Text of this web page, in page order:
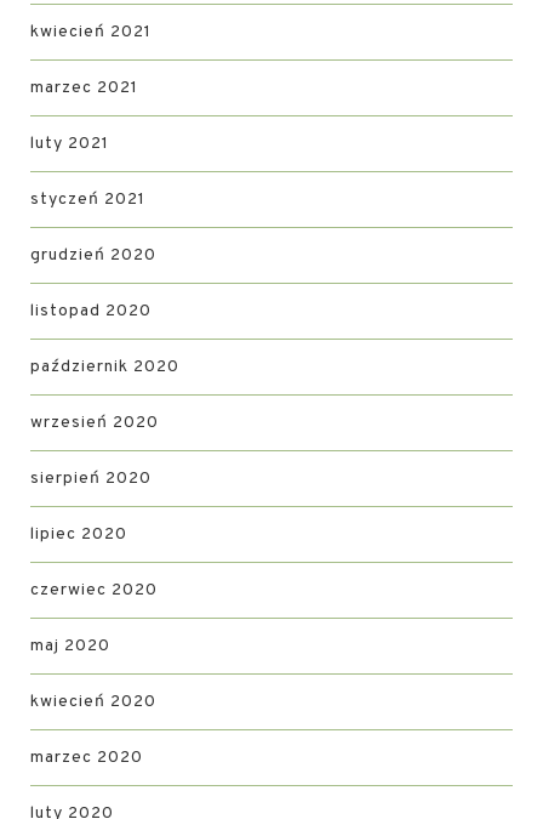
kwiecień 2021
marzec 2021
luty 2021
styczeń 2021
grudzień 2020
listopad 2020
październik 2020
wrzesień 2020
sierpień 2020
lipiec 2020
czerwiec 2020
maj 2020
kwiecień 2020
marzec 2020
luty 2020